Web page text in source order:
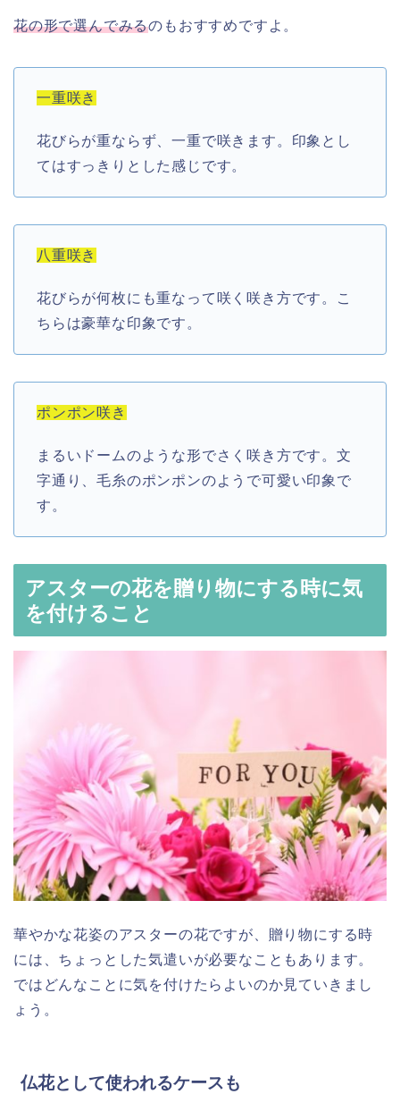
花の形で選んでみるのもおすすめですよ。
一重咲き
花びらが重ならず、一重で咲きます。印象とし
てはすっきりとした感じです。
八重咲き
花びらが何枚にも重なって咲く咲き方です。こ
ちらは豪華な印象です。
ポンポン咲き
まるいドームのような形でさく咲き方です。文
字通り、毛糸のポンポンのようで可愛い印象で
す。
アスターの花を贈り物にする時に気
を付けること
華やかな花姿のアスターの花ですが、贈り物にする時
には、ちょっとした気遣いが必要なこともあります。
ではどんなことに気を付けたらよいのか見ていきまし
ょう。
仏花として使われるケースも